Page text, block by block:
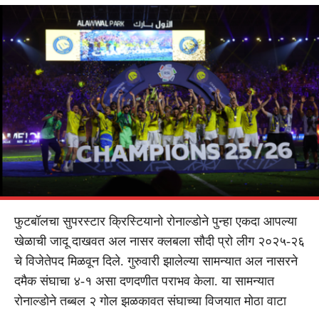
फुटबॉलचा सुपरस्टार क्रिस्टियानो रोनाल्डोने पुन्हा एकदा आपल्या
खेळाची जादू दाखवत अल नासर क्लबला सौदी प्रो लीग २०२५-२६
चे विजेतेपद मिळवून दिले. गुरुवारी झालेल्या सामन्यात अल नासरने
दमैक संघाचा ४-१ असा दणदणीत पराभव केला. या सामन्यात
रोनाल्डोने तब्बल २ गोल झळकावत संघाच्या विजयात मोठा वाटा